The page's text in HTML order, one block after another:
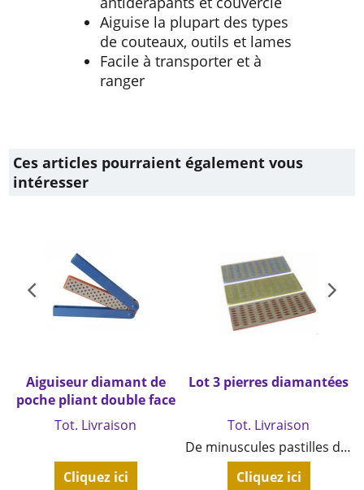
qualité avec pieds
antidérapants et couvercle
Aiguise la plupart des types
de couteaux, outils et lames
Facile à transporter et à
Ces articles pourraient également vous
Aiguiseur diamant de
poche pliant double face
Tot. Livraison
€13.90 TTC
Tot. Livraison